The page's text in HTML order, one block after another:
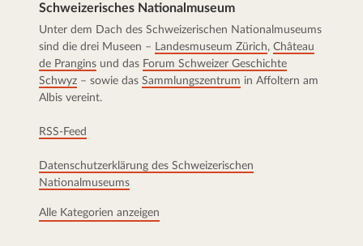
Schweizerisches Nationalmuseum
Unter dem Dach des Schweizerischen Nationalmuseums
sind die drei Museen – Landesmuseum Zürich, Château
de Prangins und das Forum Schweizer Geschichte
Schwyz – sowie das Sammlungszentrum in Affoltern am
Albis vereint.
RSS-Feed
Datenschutzerklärung des Schweizerischen
Nationalmuseums
Alle Kategorien anzeigen